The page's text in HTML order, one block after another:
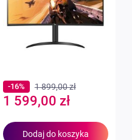
Special
Price
1 599,00 zł
-16% 1 899,00 zł
Dodaj do koszyka